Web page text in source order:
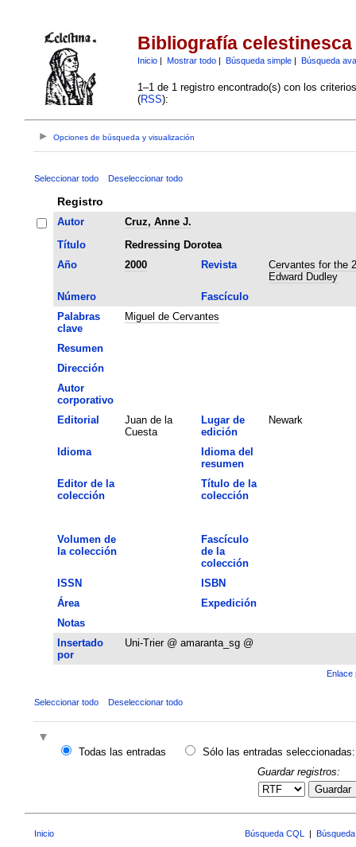
Bibliografía celestinesca
Inicio| Mostrar todo| Búsqueda simple| Búsqueda
1–1 de 1 registro encontrado(s) con los
(RSS):
Opciones de búsqueda y visualización
Seleccionar todo Deseleccionar todo
Registro
Autor
Cruz, Anne J.
Título
Redressing Dorotea
Año
2000 Revista
Cervantes for the
Edward Dudley
Número
Fascículo
Palabras
clave
Miguel de Cervantes
Resumen
Dirección
Autor
corporativo
Editorial
Juan de la
Cuesta
Lugar de
edición
Newark
Idioma
Idioma del
resumen
Editor de la
colección
Título de la
colección
Volumen de
la colección
Fascículo
de la
colección
ISSN
ISBN
Área
Expedición
Notas
Insertado
por
Uni-Trier @ amaranta_sg @
Enlace
Seleccionar todo Deseleccionar todo
Todas las entradas
Sólo las entradas seleccionadas:
Guardar registros:
Guardar
Inicio Búsqueda CQL